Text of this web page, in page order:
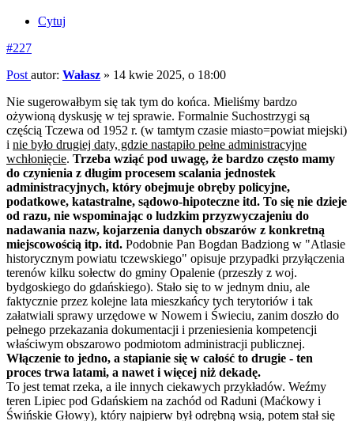
Cytuj
#227
Post autor: Wałasz » 14 kwie 2025, o 18:00
Nie sugerowałbym się tak tym do końca. Mieliśmy bardzo
ożywioną dyskusję w tej sprawie. Formalnie Suchostrzygi są
częścią Tczewa od 1952 r. (w tamtym czasie miasto=powiat miejski)
i nie było drugiej daty, gdzie nastąpiło pełne administracyjne
wchłonięcie. Trzeba wziąć pod uwagę, że bardzo często mamy
do czynienia z długim procesem scalania jednostek
administracyjnych, który obejmuje obręby policyjne,
podatkowe, katastralne, sądowo-hipoteczne itd. To się nie dzieje
od razu, nie wspominając o ludzkim przyzwyczajeniu do
nadawania nazw, kojarzenia danych obszarów z konkretną
miejscowością itp. itd. Podobnie Pan Bogdan Badziong w "Atlasie
historycznym powiatu tczewskiego" opisuje przypadki przyłączenia
terenów kilku sołectw do gminy Opalenie (przeszły z woj.
bydgoskiego do gdańskiego). Stało się to w jednym dniu, ale
faktycznie przez kolejne lata mieszkańcy tych terytoriów i tak
załatwiali sprawy urzędowe w Nowem i Świeciu, zanim doszło do
pełnego przekazania dokumentacji i przeniesienia kompetencji
właściwym obszarowo podmiotom administracji publicznej.
Włączenie to jedno, a stapianie się w całość to drugie - ten
proces trwa latami, a nawet i więcej niż dekadę.
To jest temat rzeka, a ile innych ciekawych przykładów. Weźmy
teren Lipiec pod Gdańskiem na zachód od Raduni (Maćkowy i
Świńskie Głowy), który najpierw był odrębną wsią, potem stał się